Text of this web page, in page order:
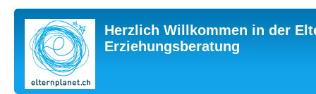
Herzlich Willkommen in der
Erziehungsberatung